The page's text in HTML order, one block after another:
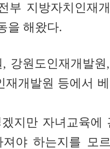
부 지방자치인재
을 해왔다.
강원도인재개발
재개발원 등에서
지만 자녀교육
야 하는지를 모